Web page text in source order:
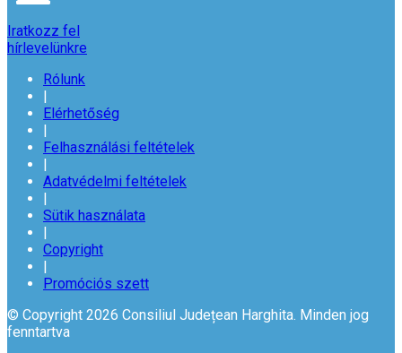
Iratkozz fel
hírlevelünkre
Rólunk
|
Elérhetőség
|
Felhasználási feltételek
|
Adatvédelmi feltételek
|
Sütik használata
|
Copyright
|
Promóciós szett
© Copyright 2026 Consiliul Județean Harghita. Minden jog
fenntartva